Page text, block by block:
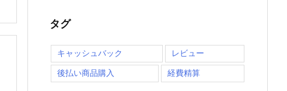
タグ
キャッシュバック レビュー
後払い商品購入 経費精算